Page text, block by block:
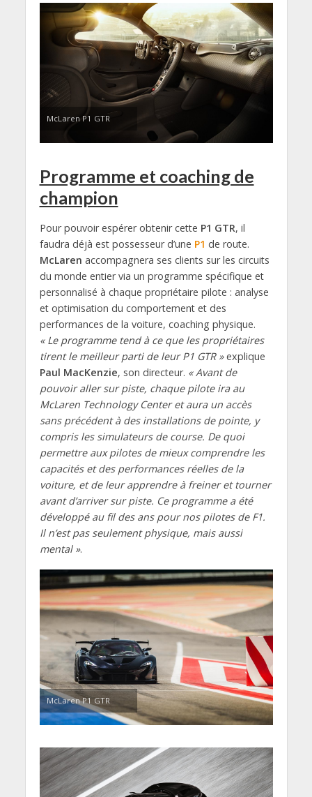
McLaren P1 GTR
Programme et coaching de
champion
Pour pouvoir espérer obtenir cette P1 GTR, il
faudra déjà est possesseur d’une P1 de route.
McLaren accompagnera ses clients sur les circuits
du monde entier via un programme spécifique et
personnalisé à chaque propriétaire pilote : analyse
et optimisation du comportement et des
performances de la voiture, coaching physique.
« Le programme tend à ce que les propriétaires
tirent le meilleur parti de leur P1 GTR »explique
Paul MacKenzie, son directeur. « Avant de
pouvoir aller sur piste, chaque pilote ira au
McLaren Technology Center et aura un accès
sans précédent à des installations de pointe, y
compris les simulateurs de course. De quoi
permettre aux pilotes de mieux comprendre les
capacités et des performances réelles de la
voiture, et de leur apprendre à freiner et tourner
avant d’arriver sur piste. Ce programme a été
développé au fil des ans pour nos pilotes de F1.
Il n’est pas seulement physique, mais aussi
mental ».
McLaren P1 GTR